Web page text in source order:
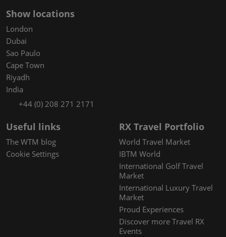
Show locations
London
Dubai
Sao Paulo
Cape Town
Riyadh
India
+44 (0) 208 271 2171
Useful links
The WTM blog
Cookie Settings
RX Travel Portfolio
World Travel Market
IBTM World
International Golf Travel
Market
International Luxury Travel
Market
Proud Experiences
Discover more Travel RX
Events